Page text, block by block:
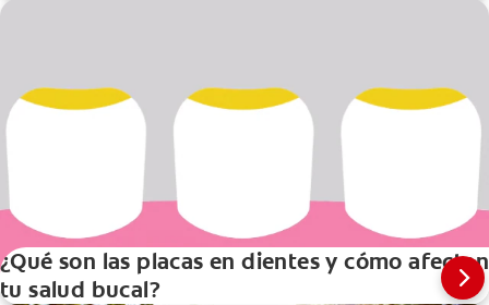
¿Qué son las placas en dientes y cómo afectan
tu salud bucal?